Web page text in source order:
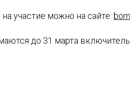
участие можно на сайте:
до 31 марта